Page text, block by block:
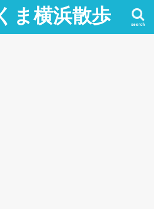
ま横浜散歩 search